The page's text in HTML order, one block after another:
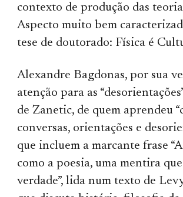
contexto de produção das
Aspecto muito bem
tese de doutorado: Física é
Alexandre Bagdonas, por sua
atenção para as
de Zanetic, de quem aprendeu
conversas, orientações e
que incluem a marcante frase
como a poesia, uma mentira
verdade”,lida num texto de